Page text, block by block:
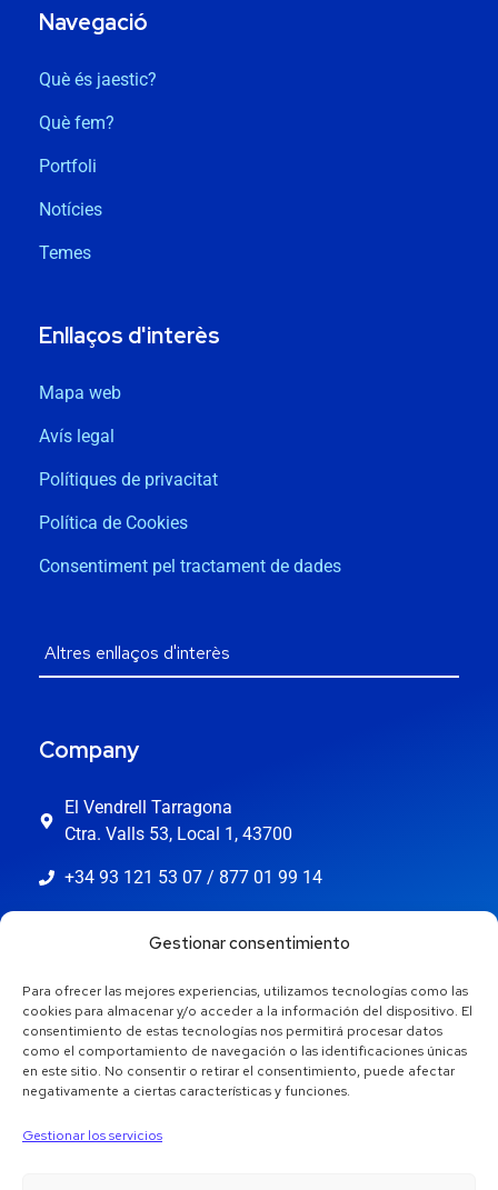
Gestionar consentimiento
Para ofrecer las mejores experiencias, utilizamos tecnologías como las
cookies para almacenar y/o acceder a la información del dispositivo. El
consentimiento de estas tecnologías nos permitirá procesar datos
como el comportamiento de navegación o las identificaciones únicas
en este sitio. No consentir o retirar el consentimiento, puede afectar
negativamente a ciertas características y funciones.
Gestionar los servicios
Navegació
Què és jaestic?
Què fem?
Portfoli
Notícies
Temes
Enllaços d'interès
Mapa web
Avís legal
Polítiques de privacitat
Política de Cookies
Consentiment pel tractament de dades
Company
El Vendrell Tarragona
Ctra. Valls 53, Local 1, 43700
+34 93 121 53 07 / 877 01 99 14